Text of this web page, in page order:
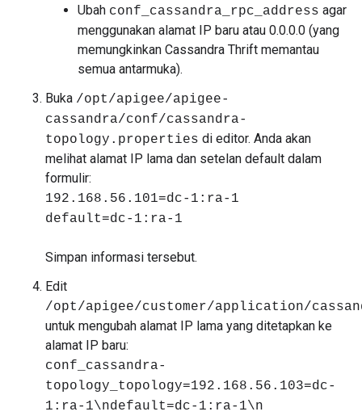
Ubah conf_cassandra_rpc_address agar
menggunakan alamat IP baru atau 0.0.0.0 (yang
memungkinkan Cassandra Thrift memantau
semua antarmuka).
Buka /opt/apigee/apigee-
cassandra/conf/cassandra-
topology.properties di editor. Anda akan
melihat alamat IP lama dan setelan default dalam
formulir:
192.168.56.101=dc-1:ra-1
default=dc-1:ra-1
Simpan informasi tersebut.
Edit
/opt/apigee/customer/application/
untuk mengubah alamat IP lama yang ditetapkan ke
alamat IP baru:
conf_cassandra-
topology_topology=192.168.56.103=dc-
1:ra-1\ndefault=dc-1:ra-1\n